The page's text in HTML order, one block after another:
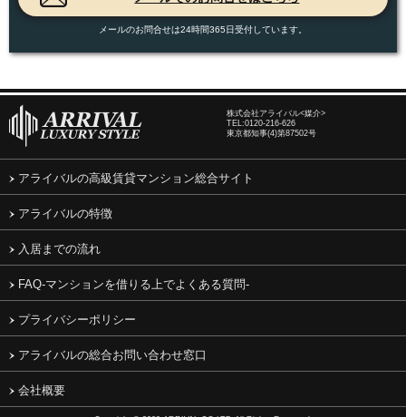
メールのお問合せは24時間365日受付しています。
株式会社アライバル<媒介>
TEL:0120-216-626
東京都知事(4)第87502号
アライバルの高級賃貸マンション総合サイト
アライバルの特徴
入居までの流れ
FAQ-マンションを借りる上でよくある質問-
プライバシーポリシー
アライバルの総合お問い合わせ窓口
会社概要